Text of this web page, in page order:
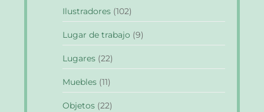
Ilustradores (102)
Lugar de trabajo (9)
Lugares (22)
Muebles (11)
Objetos (22)